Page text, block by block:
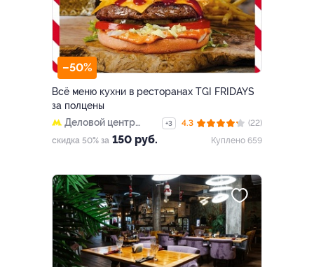
–50%
Всё меню кухни в ресторанах TGI FRIDAYS
за полцены
Деловой центр
(закрыт)
+3
скидка 50% за 150 руб.
4.3
(22)
Куплено 659